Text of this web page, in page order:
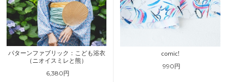
パターンファブリック：こども浴衣
（ニオイスミレと熊）
6,380円
comic!
990円